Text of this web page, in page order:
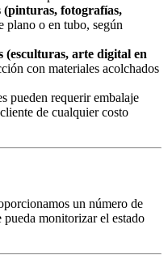
(pinturas, fotografías,
plano o en tubo, según
(esculturas, arte digital en
con materiales acolchados
pueden requerir embalaje
de cualquier costo
un número de
monitorizar el estado